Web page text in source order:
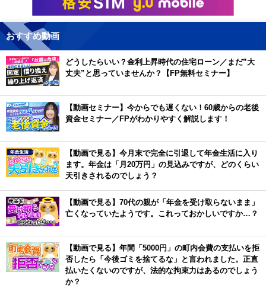
おすすめ動画
どうしたらいい？金利上昇時代の住宅ローン／まだ”大
丈夫”と思っていませんか？【FP無料セミナー】
【動画セミナー】今からでも遅くない！60歳からの老後
資金セミナー／FPがわかりやすく解説します！
【動画で見る】今月末で完全に引退して年金生活に入り
ます。年金は「月20万円」の見込みですが、どのくらい
天引きされるのでしょう？
【動画で見る】70代の親が「年金を受け取らないまま」
亡くなっていたようです。これっておかしいですか…？
【動画で見る】年間「5000円」の町内会費の支払いを拒
否したら「今後ゴミを捨てるな」と言われました。正直
払いたくないのですが、法的な拘束力はあるのでしょう
か？